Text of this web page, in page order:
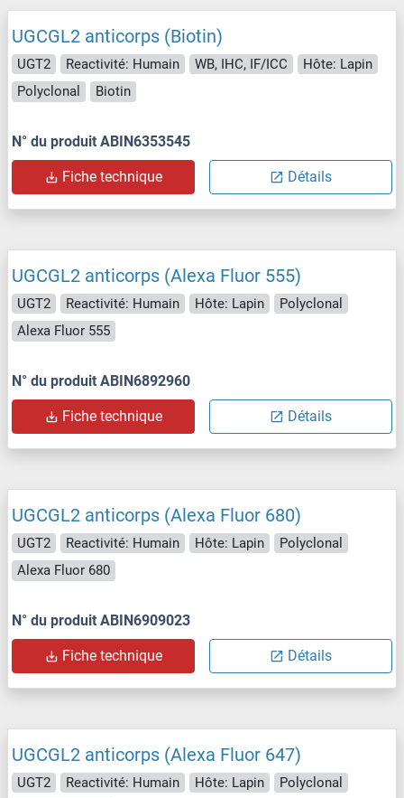
UGCGL2 anticorps (Biotin)
UGT2 Reactivité: Humain WB, IHC, IF/ICC
Hôte: Lapin
Polyclonal
Biotin
N° du produit ABIN6353545
Fiche technique Détails
UGCGL2 anticorps (Alexa Fluor 555)
UGT2 Reactivité: Humain Hôte: Lapin
Polyclonal
Alexa Fluor 555
N° du produit ABIN6892960
Fiche technique Détails
UGCGL2 anticorps (Alexa Fluor 680)
UGT2 Reactivité: Humain Hôte: Lapin
Polyclonal
Alexa Fluor 680
N° du produit ABIN6909023
Fiche technique Détails
UGCGL2 anticorps (Alexa Fluor 647)
UGT2 Reactivité: Humain Hôte: Lapin
Polyclonal